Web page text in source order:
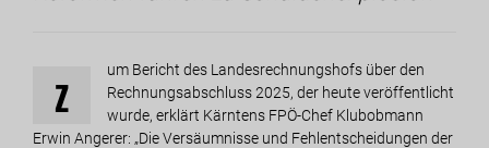
Z
um Bericht des Landesrechnungshofs über den
Rechnungsabschluss 2025, der heute veröffentlicht
wurde, erklärt Kärntens FPÖ-Chef Klubobmann
Erwin Angerer: „Die Versäumnisse und Fehlentscheidungen der